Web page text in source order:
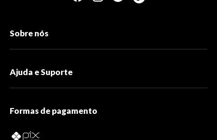
Sobre nós
Ajuda e Suporte
Formas de pagamento